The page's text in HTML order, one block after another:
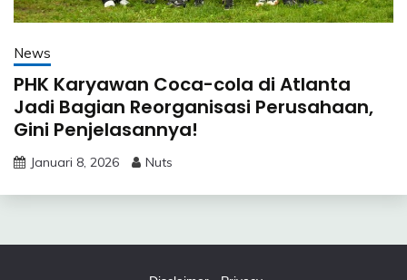
News
PHK Karyawan Coca-cola di Atlanta
Jadi Bagian Reorganisasi Perusahaan,
Gini Penjelasannya!
Januari 8, 2026 Nuts